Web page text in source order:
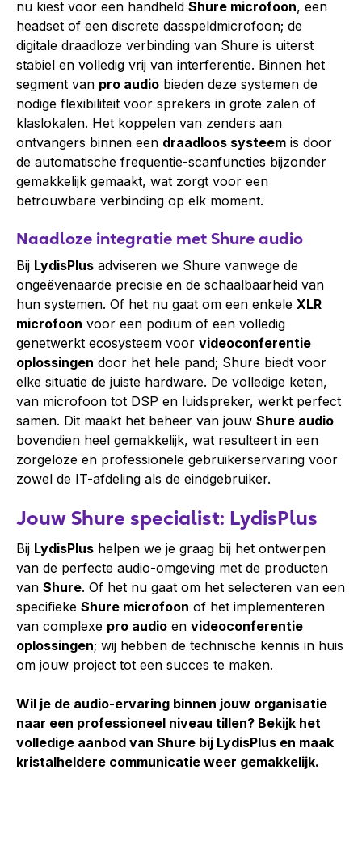
nu kiest voor een handheld Shure microfoon, een
headset of een discrete dasspeldmicrofoon; de
digitale draadloze verbinding van Shure is uiterst
stabiel en volledig vrij van interferentie. Binnen het
segment van pro audio bieden deze systemen de
nodige flexibiliteit voor sprekers in grote zalen of
klaslokalen. Het koppelen van zenders aan
ontvangers binnen een draadloos systeem is door
de automatische frequentie-scanfuncties bijzonder
gemakkelijk gemaakt, wat zorgt voor een
betrouwbare verbinding op elk moment.
Naadloze integratie met Shure audio
Bij LydisPlus adviseren we Shure vanwege de
ongeëvenaarde precisie en de schaalbaarheid van
hun systemen. Of het nu gaat om een enkele XLR
microfoon voor een podium of een volledig
genetwerkt ecosysteem voor videoconferentie
oplossingen door het hele pand; Shure biedt voor
elke situatie de juiste hardware. De volledige keten,
van microfoon tot DSP en luidspreker, werkt perfect
samen. Dit maakt het beheer van jouw Shure audio
bovendien heel gemakkelijk, wat resulteert in een
zorgeloze en professionele gebruikerservaring voor
zowel de IT-afdeling als de eindgebruiker.
Jouw Shure specialist: LydisPlus
Bij LydisPlus helpen we je graag bij het ontwerpen
van de perfecte audio-omgeving met de producten
van Shure. Of het nu gaat om het selecteren van een
specifieke Shure microfoon of het implementeren
van complexe pro audio en videoconferentie
oplossingen; wij hebben de technische kennis in huis
om jouw project tot een succes te maken.
Wil je de audio-ervaring binnen jouw organisatie
naar een professioneel niveau tillen? Bekijk het
volledige aanbod van Shure bij LydisPlus en maak
kristalheldere communicatie weer gemakkelijk.